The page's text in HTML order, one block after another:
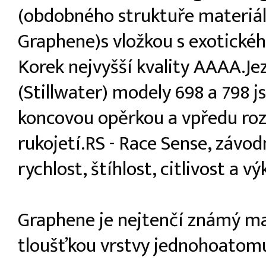
(obdobného struktuře
Graphene)s vložkou s
Korek nejvyšší kvality
(Stillwater) modely 698 a 798
koncovou opěrkou a vpředu
rukojetí.RS - Race Sense,
rychlost, štíhlost, citlivost a
Graphene je nejtenčí známý
tloušťkou vrstvy